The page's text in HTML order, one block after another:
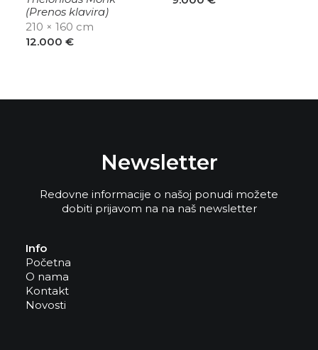
(Prenos klavira)
210 × 160 cm
12.000 €
Newsletter
Redovne informacije o našoj ponudi možete
dobiti prijavom na na naš newsletter
Info
Početna
O nama
Kontakt
Novosti